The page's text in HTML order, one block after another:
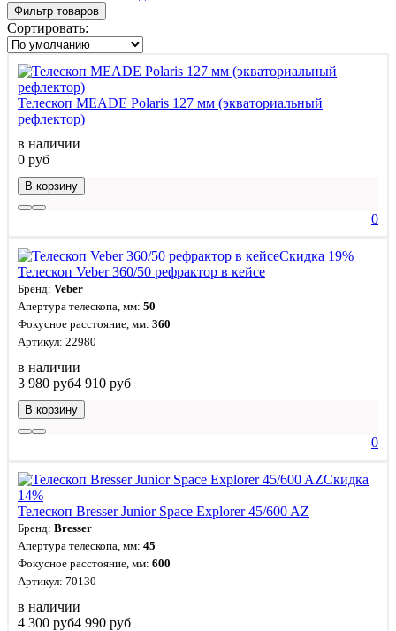
Фильтр товаров
Сортировать:
Телескоп MEADE Polaris 127 мм (экваториальный
рефлектор)
в наличии
0 руб
В корзину
0
Скидка 19%
Телескоп Veber 360/50 рефрактор в кейсе
Бренд: Veber
Апертура телескопа, мм: 50
Фокусное расстояние, мм: 360
Артикул: 22980
в наличии
3 980 руб4 910 руб
В корзину
0
Скидка
14%
Телескоп Bresser Junior Space Explorer 45/600 AZ
Бренд: Bresser
Апертура телескопа, мм: 45
Фокусное расстояние, мм: 600
Артикул: 70130
в наличии
4 300 руб4 990 руб